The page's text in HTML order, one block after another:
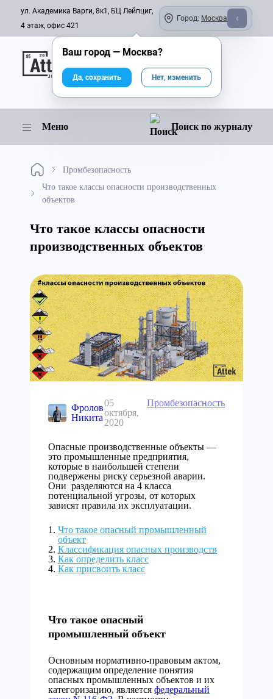
ул. Академика Варги, 8к1, БЦ Лейпциг,
4 этаж, офис 421
Город: Москва
Онлайн-журнал
Меню Поиск по журналу
Промбезопасность
Что такое классы опасности производственных
объектов
Что такое классы опасности
производственных объектов
Фролов
Никита
05
октября,
2020
Промбезопасность
Опасные производственные объекты —
это промышленные предприятия,
которые в наибольшей степени
подвержены риску серьезной аварии.
Они разделяются на 4 класса
потенциальной угрозы, от которых
зависят правила их эксплуатации.
Что такое опасный промышленный
объект
Классификация опасных производств
Как определить класс
Как присвоить класс
Что такое опасный
промышленный объект
Основным нормативно-правовым актом,
содержащим определение понятия
опасных промышленных объектов и их
категоризацию, является федеральный
Ваш город — Москва?
Да, сохранить Нет, изменить